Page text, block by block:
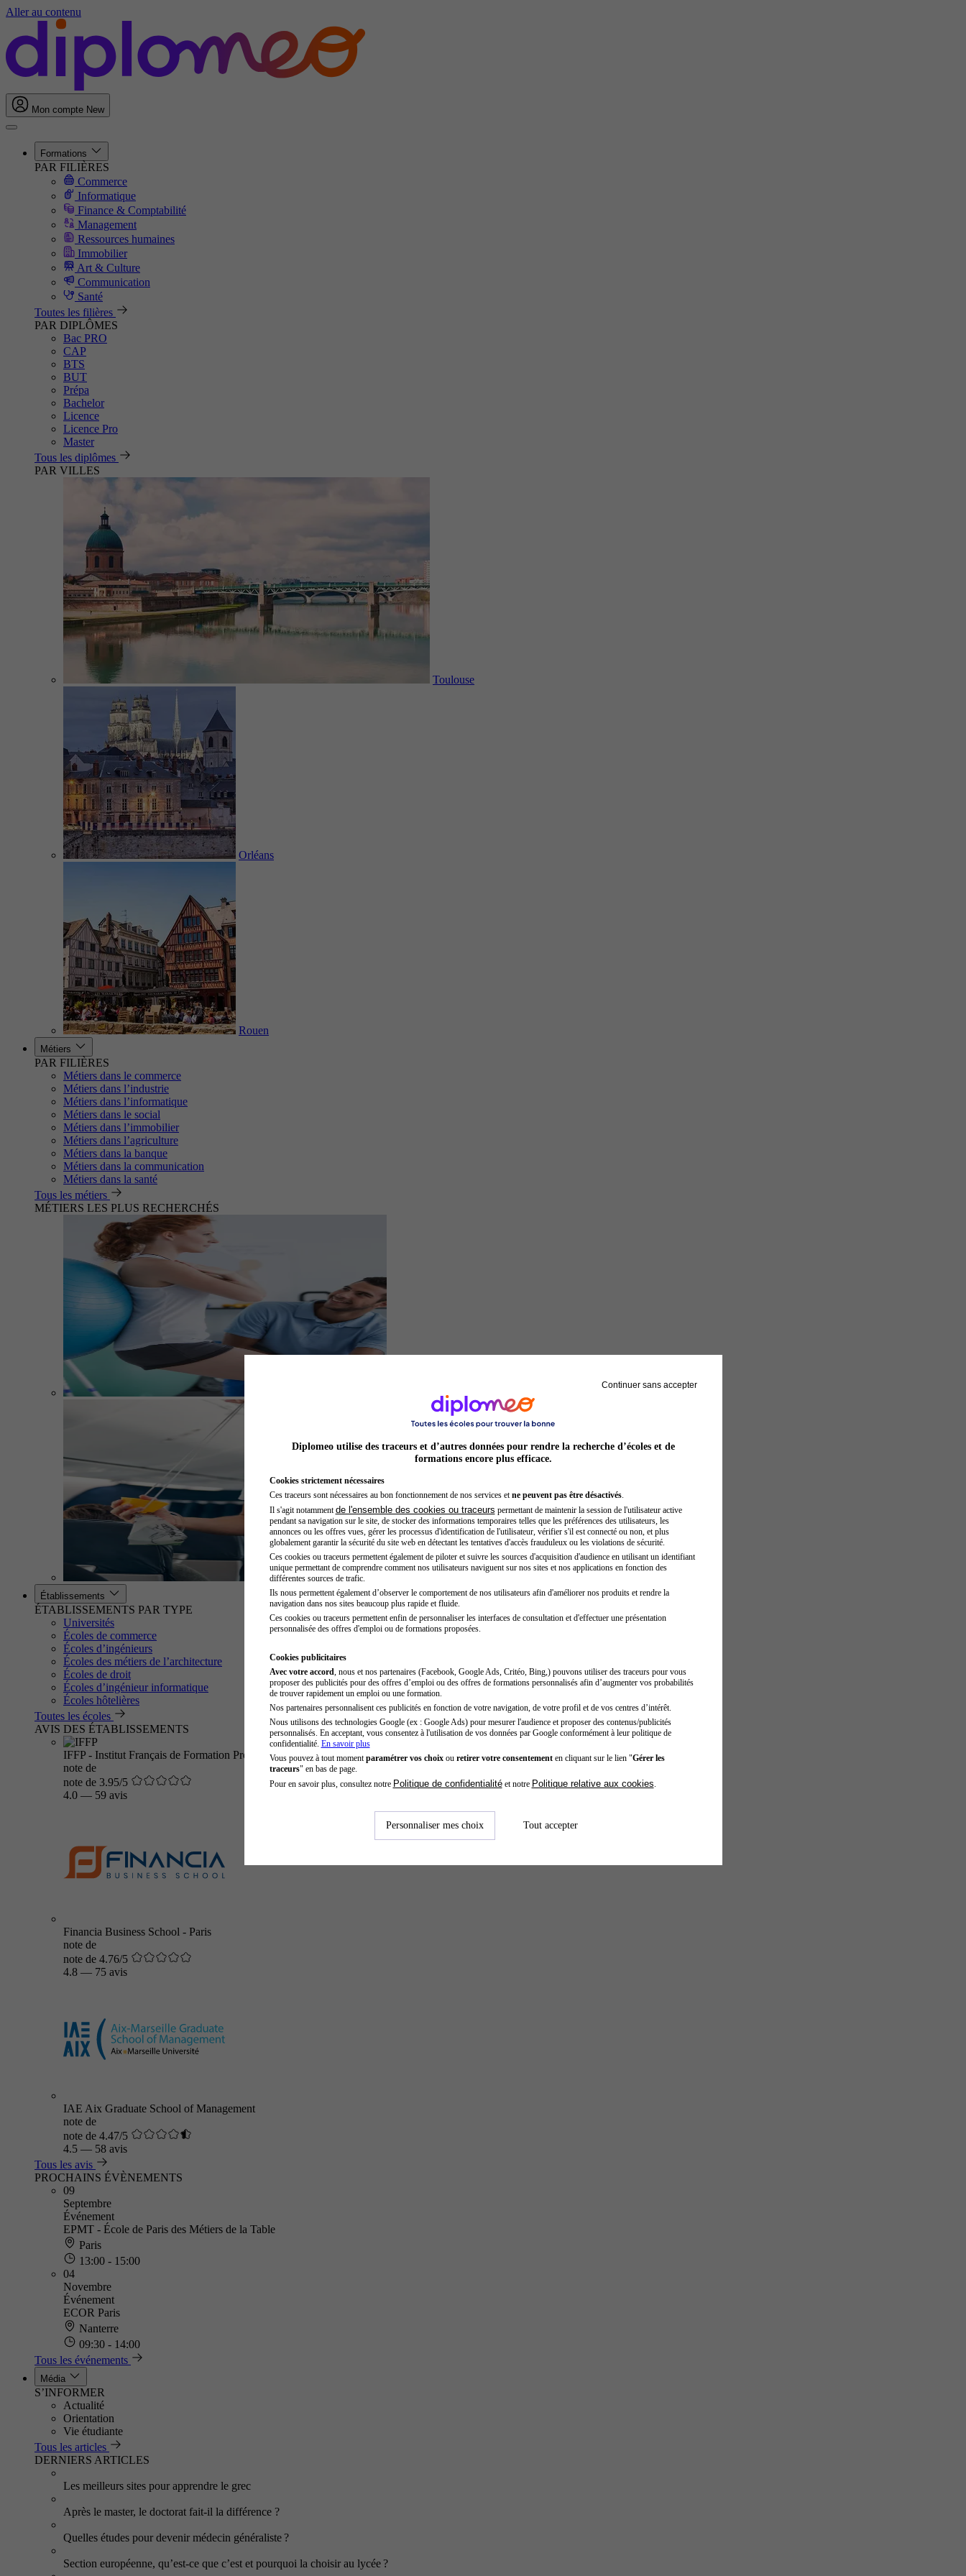
Aller au contenu
Mon compte New
Formations
PAR FILIÈRES
Commerce
Informatique
Finance & Comptabilité
Management
Ressources humaines
Immobilier
Art & Culture
Communication
Santé
Toutes les filières
PAR DIPLÔMES
Bac PRO
CAP
BTS
BUT
Prépa
Bachelor
Licence
Licence Pro
Master
Tous les diplômes
PAR VILLES
Toulouse
Orléans
Rouen
Métiers
PAR FILIÈRES
Métiers dans le commerce
Métiers dans l’industrie
Métiers dans l’informatique
Métiers dans le social
Métiers dans l’immobilier
Métiers dans l’agriculture
Métiers dans la banque
Métiers dans la communication
Métiers dans la santé
Tous les métiers
MÉTIERS LES PLUS RECHERCHÉS
Kinésithérapeute sportif
Établissements
ÉTABLISSEMENTS PAR TYPE
Universités
Écoles de commerce
Écoles d’ingénieurs
Écoles des métiers de l’architecture
Écoles de droit
Écoles d’ingénieur informatique
Écoles hôtelières
Toutes les écoles
AVIS DES ÉTABLISSEMENTS
IFFP - Institut Français de Formation Professionnelle
note de
note de 3.95/5
4.0 — 59 avis
Financia Business School - Paris
note de
note de 4.76/5
4.8 — 75 avis
IAE Aix Graduate School of Management
note de
note de 4.47/5
4.5 — 58 avis
Tous les avis
PROCHAINS ÉVÈNEMENTS
09
Septembre
Événement
EPMT - École de Paris des Métiers de la Table
Paris
13:00 - 15:00
04
Novembre
Événement
ECOR Paris
Nanterre
09:30 - 14:00
Tous les événements
Média
S’INFORMER
Actualité
Orientation
Vie étudiante
Tous les articles
DERNIERS ARTICLES
Les meilleurs sites pour apprendre le grec
Après le master, le doctorat fait-il la différence ?
Quelles études pour devenir médecin généraliste ?
Section européenne, qu’est-ce que c’est et pourquoi la choisir au lycée ?
Continuer sans accepter
Diplomeo utilise des traceurs et d’autres données pour rendre la recherche d’écoles et de
formations encore plus efficace.
Cookies strictement nécessaires
Ces traceurs sont nécessaires au bon fonctionnement de nos services et ne peuvent pas être désactivés.
Il s'agit notamment de l'ensemble des cookies ou traceurs permettant de maintenir la session de l'utilisateur active
pendant sa navigation sur le site, de stocker des informations temporaires telles que les préférences des utilisateurs, les
annonces ou les offres vues, gérer les processus d'identification de l'utilisateur, vérifier s'il est connecté ou non, et plus
globalement garantir la sécurité du site web en détectant les tentatives d'accès frauduleux ou les violations de sécurité.
Ces cookies ou traceurs permettent également de piloter et suivre les sources d'acquisition d'audience en utilisant un identifiant
unique permettant de comprendre comment nos utilisateurs naviguent sur nos sites et nos applications en fonction des
différentes sources de trafic.
Ils nous permettent également d’observer le comportement de nos utilisateurs afin d'améliorer nos produits et rendre la
navigation dans nos sites beaucoup plus rapide et fluide.
Ces cookies ou traceurs permettent enfin de personnaliser les interfaces de consultation et d'effectuer une présentation
personnalisée des offres d'emploi ou de formations proposées.
Cookies publicitaires
Avec votre accord , nous et nos partenaires (Facebook, Google Ads, Critéo, Bing,) pouvons utiliser des traceurs pour vous
proposer des publicités pour des offres d’emploi ou des offres de formations personnalisés afin d’augmenter vos probabilités
de trouver rapidement un emploi ou une formation.
Nos partenaires personnalisent ces publicités en fonction de votre navigation, de votre profil et de vos centres d’intérêt.
Nous utilisons des technologies Google (ex : Google Ads) pour mesurer l'audience et proposer des contenus/publicités
personnalisés. En acceptant, vous consentez à l'utilisation de vos données par Google conformément à leur politique de
confidentialité. En savoir plus
Vous pouvez à tout moment paramétrer vos choixou retirer votre consentementen cliquant sur le lien "Gérer les
traceurs" en bas de page.
Pour en savoir plus, consultez notre Politique de confidentialitéet notre Politique relative aux cookies
Personnaliser mes choix Tout accepter